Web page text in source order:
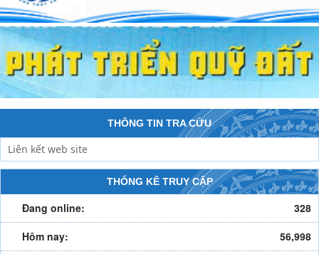
THÔNG TIN TRA CỨU
THỐNG KÊ TRUY CẬP
Đang online:
328
Hôm nay:
56,998